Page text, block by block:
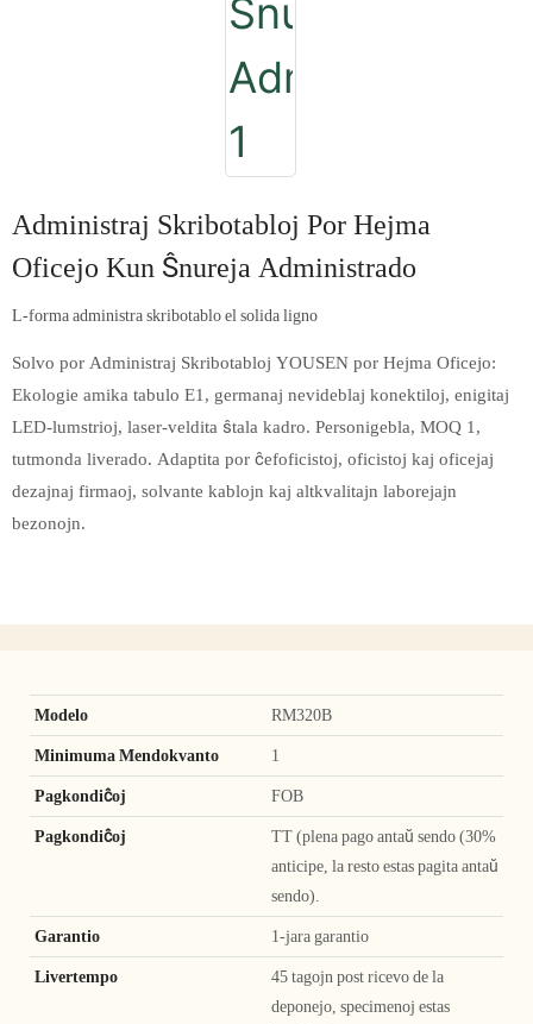
Administraj Skribotabloj Por Hejma
Oficejo Kun Ŝnureja Administrado
L-forma administra skribotablo el solida ligno
Solvo por Administraj Skribotabloj YOUSEN por Hejma Oficejo:
Ekologie amika tabulo E1, germanaj nevideblaj konektiloj, enigitaj
LED-lumstrioj, laser-veldita ŝtala kadro. Personigebla, MOQ 1,
tutmonda liverado. Adaptita por ĉefoficistoj, oficistoj kaj oficejaj
dezajnaj firmaoj, solvante kablojn kaj altkvalitajn laborejajn
bezonojn.
Modelo RM320B
Minimuma Mendokvanto 1
Pagkondiĉoj FOB
Pagkondiĉoj
TT (plena pago antaŭ sendo (30%
anticipe, la resto estas pagita antaŭ
sendo).
Garantio 1-jara garantio
Livertempo
45 tagojn post ricevo de la
deponejo, specimenoj estas